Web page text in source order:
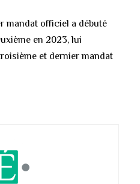
mandat officiel a débuté
en 2023, lui
et dernier mandat